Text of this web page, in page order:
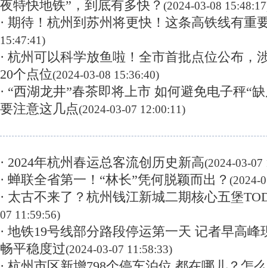
夜特快地铁”，到底有多快？ (2024-03-08
· 期待！杭州到苏州将更快！这条高铁线有重
15:47:41)
· 杭州可以科学放鱼啦！全市首批点位公布，
20个点位(2024-03-08 15:36:40)
· “西湖龙井”春茶即将上市 如何避免电子秤“
要注意这几点(2024-03-07 12:00:11)
· 2024年杭州春运总客流创历史新高(2024-03-07
· 蝉联全省第一！“林长”凭何脱颖而出？ (2024-
· 太古不来了？杭州钱江新城二期核心五堡
07 11:59:56)
· 地铁19号线部分路段停运第一天 记者早高峰
畅平稳度过(2024-03-07 11:58:33)